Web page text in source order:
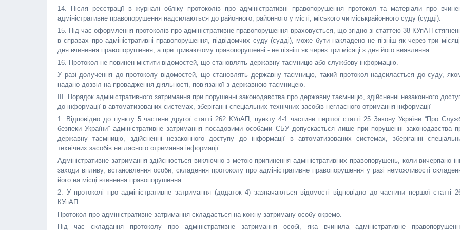
14. Після реєстрації в журналі обліку протоколів про адміністративні правопорушення протокол та матеріали про
адміністративне правопорушення надсилаються до районного, районного у місті, міського чи міськрайонного суду (судді).
15. Під час оформлення протоколів про адміністративне правопорушення враховується, що згідно зі статтею 38 КУпАП
в справах про адміністративні правопорушення, підвідомчих суду (судді), може бути накладено не пізніш як через три
дня вчинення правопорушення, а при триваючому правопорушенні - не пізніш як через три місяці з дня його виявлення.
16. Протокол не повинен містити відомостей, що становлять державну таємницю або службову інформацію.
У разі долучення до протоколу відомостей, що становлять державну таємницю, такий протокол надсилається до суду,
надано дозвіл на провадження діяльності, пов’язаної з державною таємницею.
III. Порядок адміністративного затримання при порушенні законодавства про державну таємницю, здійсненні незаконного
до інформації в автоматизованих системах, зберіганні спеціальних технічних засобів негласного отримання інформації
1. Відповідно до пункту 5 частини другої статті 262 КУпАП, пункту 4-1 частини першої статті 25 Закону України “Про
безпеки України” адміністративне затримання посадовими особами СБУ допускається лише при порушенні законодавства
державну таємницю, здійсненні незаконного доступу до інформації в автоматизованих системах, зберіганні
технічних засобів негласного отримання інформації.
Адміністративне затримання здійснюється виключно з метою припинення адміністративних правопорушень, коли вичерпано
заходи впливу, встановлення особи, складення протоколу про адміністративне правопорушення у разі неможливості
його на місці вчинення правопорушення.
2. У протоколі про адміністративне затримання (додаток 4) зазначаються відомості відповідно до частини першої статті
КУпАП.
Протокол про адміністративне затримання складається на кожну затриману особу окремо.
Під час складання протоколу про адміністративне затримання особі, яка вчинила адміністративне